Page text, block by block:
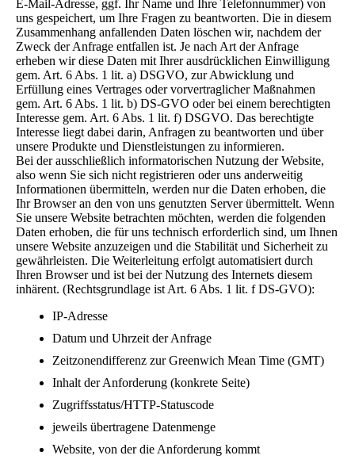
E-Mail-Adresse, ggf. Ihr Name und Ihre Telefonnummer) von
uns gespeichert, um Ihre Fragen zu beantworten. Die in diesem
Zusammenhang anfallenden Daten löschen wir, nachdem der
Zweck der Anfrage entfallen ist. Je nach Art der Anfrage
erheben wir diese Daten mit Ihrer ausdrücklichen Einwilligung
gem. Art. 6 Abs. 1 lit. a) DSGVO, zur Abwicklung und
Erfüllung eines Vertrages oder vorvertraglicher Maßnahmen
gem. Art. 6 Abs. 1 lit. b) DS-GVO oder bei einem berechtigten
Interesse gem. Art. 6 Abs. 1 lit. f) DSGVO. Das berechtigte
Interesse liegt dabei darin, Anfragen zu beantworten und über
unsere Produkte und Dienstleistungen zu informieren.
Bei der ausschließlich informatorischen Nutzung der Website,
also wenn Sie sich nicht registrieren oder uns anderweitig
Informationen übermitteln, werden nur die Daten erhoben, die
Ihr Browser an den von uns genutzten Server übermittelt. Wenn
Sie unsere Website betrachten möchten, werden die folgenden
Daten erhoben, die für uns technisch erforderlich sind, um Ihnen
unsere Website anzuzeigen und die Stabilität und Sicherheit zu
gewährleisten. Die Weiterleitung erfolgt automatisiert durch
Ihren Browser und ist bei der Nutzung des Internets diesem
inhärent. (Rechtsgrundlage ist Art. 6 Abs. 1 lit. f DS-GVO):
IP-Adresse
Datum und Uhrzeit der Anfrage
Zeitzonendifferenz zur Greenwich Mean Time (GMT)
Inhalt der Anforderung (konkrete Seite)
Zugriffsstatus/HTTP-Statuscode
jeweils übertragene Datenmenge
Website, von der die Anforderung kommt